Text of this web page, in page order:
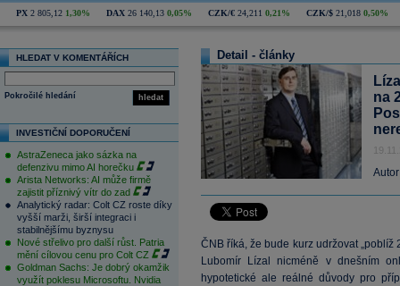
PX 2 805,12 1,30% DAX 26 140,13 0,05% CZK/€ 24,211 0,21% CZK/$ 21,018 0,50%
HLEDAT V KOMENTÁŘÍCH
hledat
Pokročilé hledání
INVESTIČNÍ DOPORUČENÍ
AstraZeneca jako sázka na
defenzivu mimo AI horečku
Arista Networks: AI může firmě
zajistit příznivý vítr do zad
Analytický radar: Colt CZ roste díky
vyšší marži, širší integraci i
stabilnějšímu byznysu
Nové střelivo pro další růst. Patria
mění cílovou cenu pro Colt CZ
Goldman Sachs: Je dobrý okamžik
využít poklesu Microsoftu. Nvidia
Detail - články
na
ČNB říká, že bude kurz udržovat
Lubomír Lízal nicméně v dnešním
hypotetické ale reálné důvody pro